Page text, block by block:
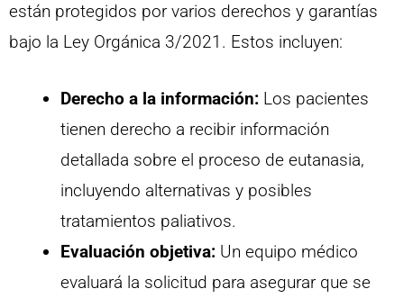
están protegidos por varios derechos y garantías
bajo la Ley Orgánica 3/2021. Estos incluyen:
Derecho a la información: Los pacientes
tienen derecho a recibir información
detallada sobre el proceso de eutanasia,
incluyendo alternativas y posibles
tratamientos paliativos.
Evaluación objetiva: Un equipo médico
evaluará la solicitud para asegurar que se